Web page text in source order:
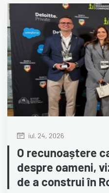
iul. 24, 2026
O recunoaștere
despre oameni,
de a construi în